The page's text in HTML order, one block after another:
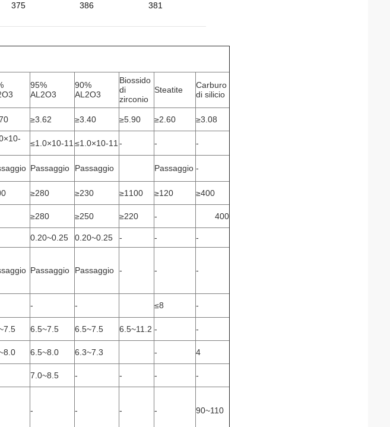
375 386 381
95%
AL2O3
90%
AL2O3
Biossido
di
zirconio
Steatite
Carburo
di silicio
≥3.62 ≥3.40 ≥5.90 ≥2.60 ≥3.08
≤1.0×10-11 ≤1.0×10-11 - - -
Passaggio Passaggio Passaggio -
≥280 ≥230 ≥1100 ≥120
≥400
≥280 ≥250 ≥220 -
400
0.20~0.25 0.20~0.25 - - -
Passaggio Passaggio - - -
- - ≤8 -
6.5~7.5 6.5~7.5 6.5~11.2 - -
6.5~8.0 6.3~7.3 - 4
7.0~8.5 - - - -
- - - -
90~110